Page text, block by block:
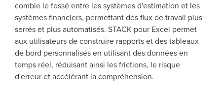
comble le fossé entre les systèmes d'estimation et les
systèmes financiers, permettant des flux de travail plus
serrés et plus automatisés. STACK pour Excel permet
aux utilisateurs de construire rapports et des tableaux
de bord personnalisés en utilisant des données en
temps réel, réduisant ainsi les frictions, le risque
d'erreur et accélérant la compréhension.